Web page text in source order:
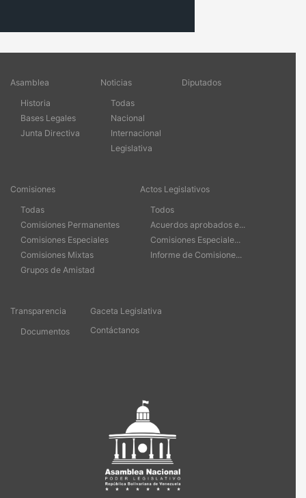
Asamblea
Historia
Bases Legales
Junta Directiva
Noticias
Todas
Nacional
Internacional
Legislativa
Diputados
Comisiones
Todas
Comisiones Permanentes
Comisiones Especiales
Comisiones Mixtas
Grupos de Amistad
Actos Legislativos
Todos
Acuerdos aprobados e...
Comisiones Especiale...
Informe de Comisione...
Transparencia
Documentos
Gaceta Legislativa
Contáctanos